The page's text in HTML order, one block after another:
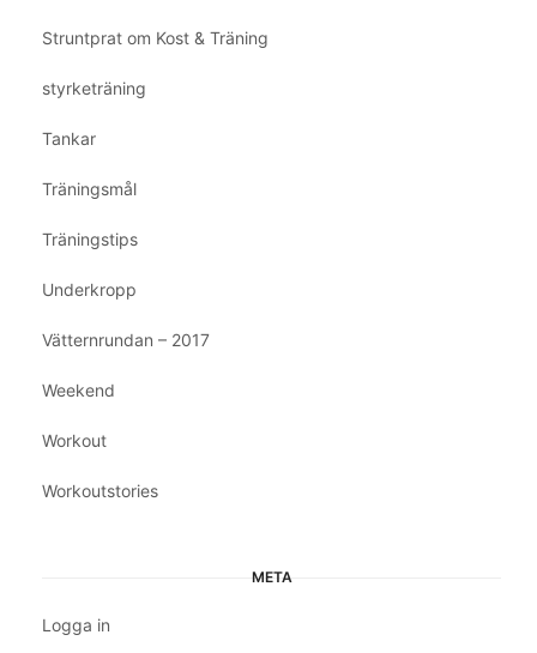
Struntprat om Kost & Träning
styrketräning
Tankar
Träningsmål
Träningstips
Underkropp
Vätternrundan – 2017
Weekend
Workout
Workoutstories
META
Logga in